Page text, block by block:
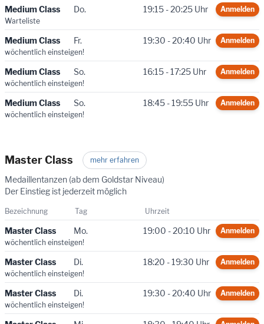
Medium Class Do. 19:15 - 20:25 Uhr
Anmelden
Warteliste
Medium Class Fr. 19:30 - 20:40 Uhr
Anmelden
wöchentlich einsteigen!
Medium Class So. 16:15 - 17:25 Uhr
Anmelden
wöchentlich einsteigen!
Medium Class So. 18:45 - 19:55 Uhr
Anmelden
wöchentlich einsteigen!
Master Class mehr erfahren
Medaillentanzen (ab dem Goldstar Niveau)
Der Einstieg ist jederzeit möglich
Bezeichnung Tag Uhrzeit
Master Class Mo. 19:00 - 20:10 Uhr
Anmelden
wöchentlich einsteigen!
Master Class Di. 18:20 - 19:30 Uhr
Anmelden
wöchentlich einsteigen!
Master Class Di. 19:30 - 20:40 Uhr
Anmelden
wöchentlich einsteigen!